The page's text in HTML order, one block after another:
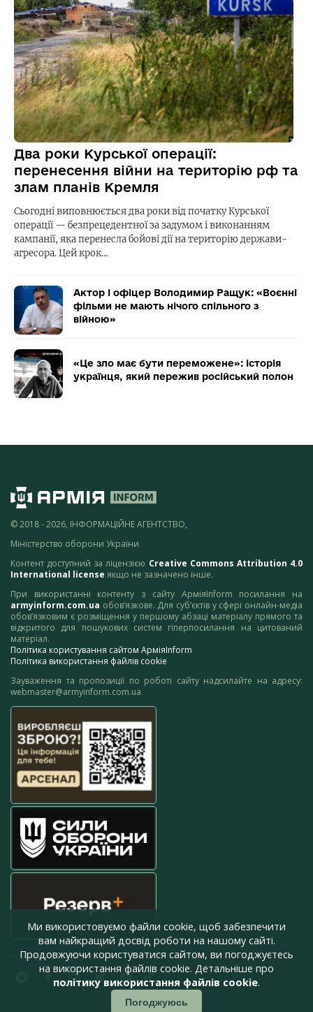
Два роки Курської операції:
перенесення війни на територію рф та
злам планів Кремля
Сьогодні виповнюється два роки від початку Курської
операції — безпрецедентної за задумом і виконанням
кампанії, яка перенесла бойові дії на територію держави-
агресора. Цей крок…
Актор і офіцер Володимир Ращук: «Воєнні
фільми не мають нічого спільного з
війною»
«Це зло має бути переможене»: історія
українця, який пережив російський полон
© 2018 - 2026, ІНФОРМАЦІЙНЕ АГЕНТСТВО,
Міністерство оборони України
Контент доступний за ліцензією Creative Commons Attribution 4.0
International license якщо не зазначено інше.
При використанні контенту з сайту АрміяInform посилання на
armyinform.com.ua обов’язкове. Для суб’єктів у сфері онлайн-медіа
обов’язковим є розміщення у першому абзаці матеріалу прямого та
відкритого для пошукових систем гіперпосилання на цитований
матеріал.
Політика користування сайтом АрміяInform
Політика використання файлів cookie
Зауваження та пропозиції по роботі сайту надсилайте на адресу:
webmaster@armyinform.com.ua
press@armyinform.com.ua
Ми використовуємо файли cookie, щоб забезпечити
вам найкращий досвід роботи на нашому сайті.
Продовжуючи користуватися сайтом, ви погоджуєтесь
на використання файлів cookie. Детальніше про
політику використання файлів cookie.
Погоджуюсь